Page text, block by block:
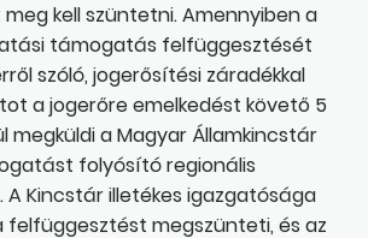
kell szüntetni. Amennyiben a
támogatás felfüggesztését
szóló, jogerősítési záradékkal
a jogerőre emelkedést követő 5
megküldi a Magyar Államkincstár
folyósító regionális
Kincstár illetékes igazgatósága
felfüggesztést megszünteti, és az